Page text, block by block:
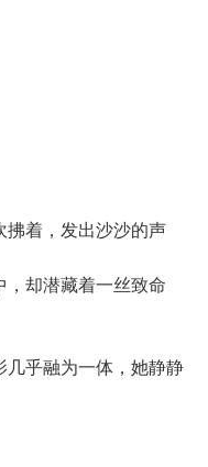
着，发出沙沙的声
，却潜藏着一丝致命
乎融为一体，她静静